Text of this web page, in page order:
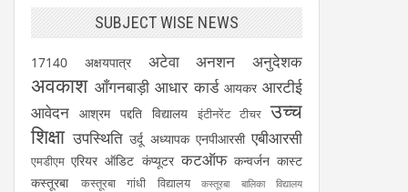
SUBJECT WISE NEWS
17140 अक्षयपात्र अटेवा अनशन अनुदेशक
अवकाश आँगनबाड़ी आधार कार्ड आयकर आरटीई
आवेदन आश्रम पद्दति विद्यालय इंटीनरेंट टीचर उच्च
शिक्षा उपस्थिति उर्दू अध्यापक एनपीआरसी एबीआरसी
एमडीएम एरियर ऑडिट कंप्यूटर कटऑफ कन्वर्जन कास्ट
कस्तूरबा
कस्तूरबा गांधी विद्यालय कस्तूरबा बालिका विद्यालय